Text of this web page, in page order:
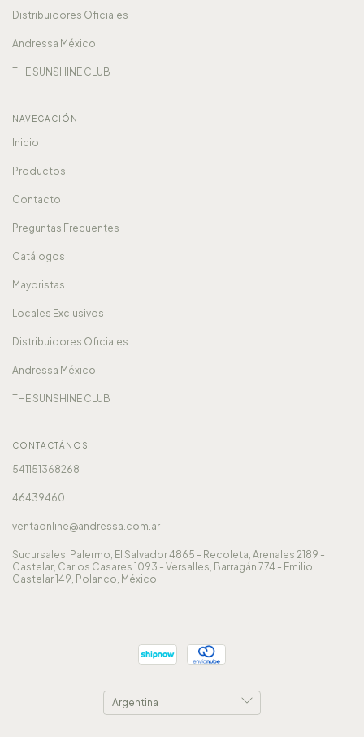
Distribuidores Oficiales
Andressa México
THE SUNSHINE CLUB
NAVEGACIÓN
Inicio
Productos
Contacto
Preguntas Frecuentes
Catálogos
Mayoristas
Locales Exclusivos
Distribuidores Oficiales
Andressa México
THE SUNSHINE CLUB
CONTACTÁNOS
541151368268
46439460
ventaonline@andressa.com.ar
Sucursales: Palermo, El Salvador 4865 - Recoleta, Arenales 2189 -
Castelar, Carlos Casares 1093 - Versalles, Barragán 774 - Emilio
Castelar 149, Polanco, México